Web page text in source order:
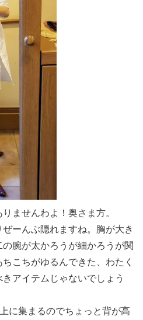
ませんわよ！奥さま方。
ーんぶ隠れますね。胸が大き
腕が太かろうが細かろうが関
こちがゆるんできた、わたく
アイテム じゃないでしょう
に集まるのでちょっと背が高